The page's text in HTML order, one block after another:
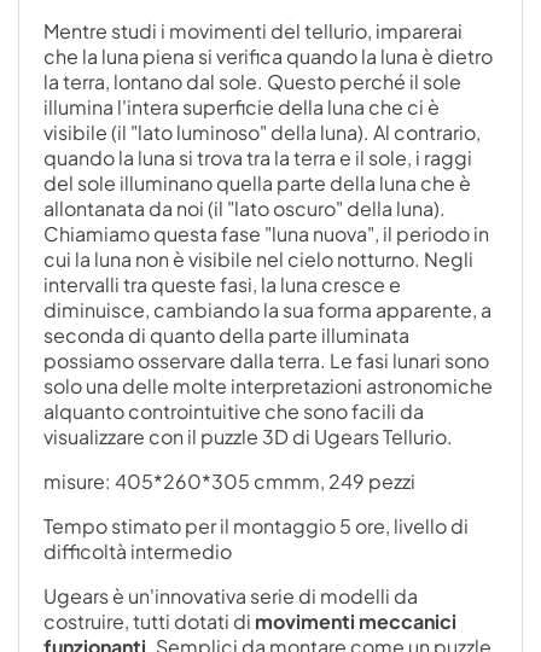
Mentre studi i movimenti del tellurio, imparerai
che la luna piena si verifica quando la luna è dietro
la terra, lontano dal sole. Questo perché il sole
illumina l'intera superficie della luna che ci è
visibile (il "lato luminoso" della luna). Al contrario,
quando la luna si trova tra la terra e il sole, i raggi
del sole illuminano quella parte della luna che è
allontanata da noi (il "lato oscuro" della luna).
Chiamiamo questa fase "luna nuova", il periodo in
cui la luna non è visibile nel cielo notturno. Negli
intervalli tra queste fasi, la luna cresce e
diminuisce, cambiando la sua forma apparente, a
seconda di quanto della parte illuminata
possiamo osservare dalla terra. Le fasi lunari sono
solo una delle molte interpretazioni astronomiche
alquanto controintuitive che sono facili da
visualizzare con il puzzle 3D di Ugears Tellurio.
misure: 405*260*305 cmmm, 249 pezzi
Tempo stimato per il montaggio 5 ore, livello di
difficoltà intermedio
Ugears è un'innovativa serie di modelli da
costruire, tutti dotati di movimenti meccanici
funzionanti . Semplici da montare come un puzzle